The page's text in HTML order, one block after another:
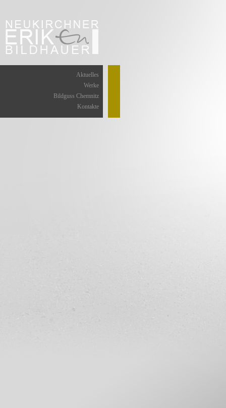
Aktuelles
Werke
Bildguss Chemnitz
Kontakte